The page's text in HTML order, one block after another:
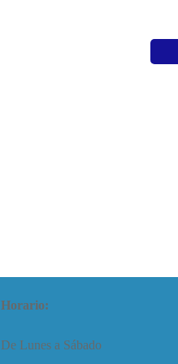
Horario:
De Lunes a Sábado